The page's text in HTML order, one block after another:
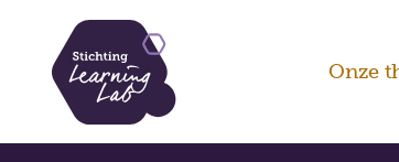
Overslaan
inhoud
Onze